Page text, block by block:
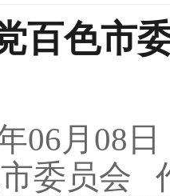
百色市
06月08
委员会